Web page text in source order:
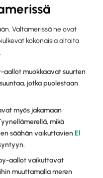
Valtamerissä ne ovat
kokonaisia altaita
aallot muokkaavat suurten
jotka puolestaan
myös jakamaan
mikä
säähän vaikuttavienEl
aallot vaikuttavat
muuttamalla meren